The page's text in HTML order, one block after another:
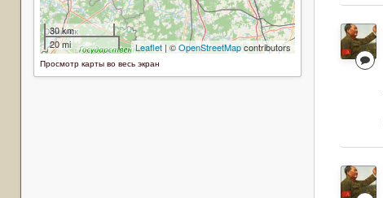
Просмотр карты во весь экран